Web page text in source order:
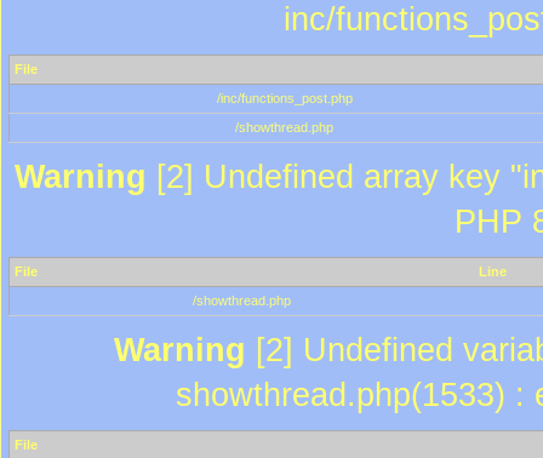
inc/
File
/inc/functions_post.php
/showthread.php
Warning [2] Undefined array key
PHP
File
Line
/showthread.php
Warning [2] Undefined
showthread.php(1533) :
File